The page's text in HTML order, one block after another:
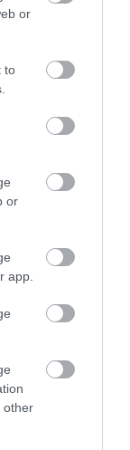
or
to
or
app.
other